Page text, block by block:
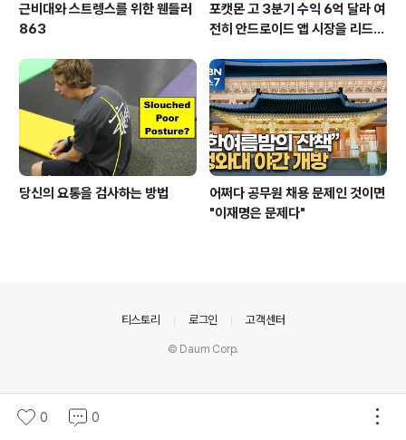
근비대와 스트렝스를 위한 웬들러
863
포캣몬 고 3분기 수익 6억 달라 여
전히 안드로이드 앱 시장을 리드
당신의 요통을 검사하는 방법
어쩌다 공무원 채용 문제인 것이면
"이재명은 문제다"
0 0
티스토리 로그인 고객센터
© Daum Corp.